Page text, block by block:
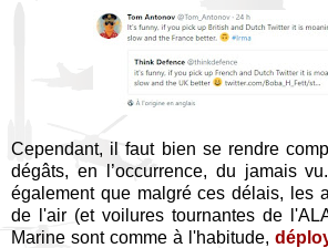
Cependant, il faut bien se rendre
dégâts, en l’occurrence, du jamais
également que malgré ces délais, les
de l'air (et voilures tournantes de
Marine sont comme à l'habitude,